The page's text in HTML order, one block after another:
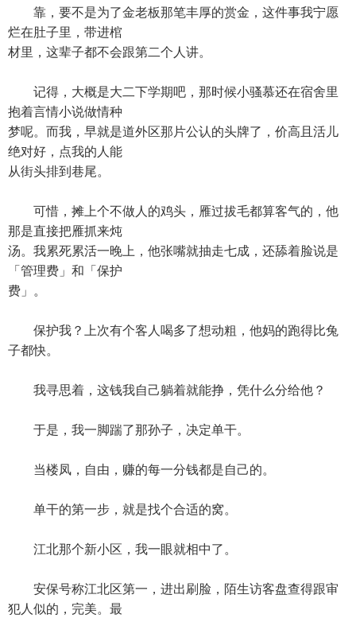
靠，要不是为了金老板那笔丰厚的赏金，这件事我宁愿
烂在肚子里，带进棺
材里，这辈子都不会跟第二个人讲。
记得，大概是大二下学期吧，那时候小骚慕还在宿舍里
抱着言情小说做情种
梦呢。而我，早就是道外区那片公认的头牌了，价高且活儿
绝对好，点我的人能
从街头排到巷尾。
可惜，摊上个不做人的鸡头，雁过拔毛都算客气的，他
那是直接把雁抓来炖
汤。我累死累活一晚上，他张嘴就抽走七成，还舔着脸说是
「管理费」和「保护
费」。
保护我？上次有个客人喝多了想动粗，他妈的跑得比兔
子都快。
我寻思着，这钱我自己躺着就能挣，凭什么分给他？
于是，我一脚踹了那孙子，决定单干。
当楼凤，自由，赚的每一分钱都是自己的。
单干的第一步，就是找个合适的窝。
江北那个新小区，我一眼就相中了。
安保号称江北区第一，进出刷脸，陌生访客盘查得跟审
犯人似的，完美。最